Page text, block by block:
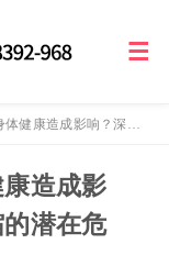
体健康造成影响？深入
造成影
潜在危